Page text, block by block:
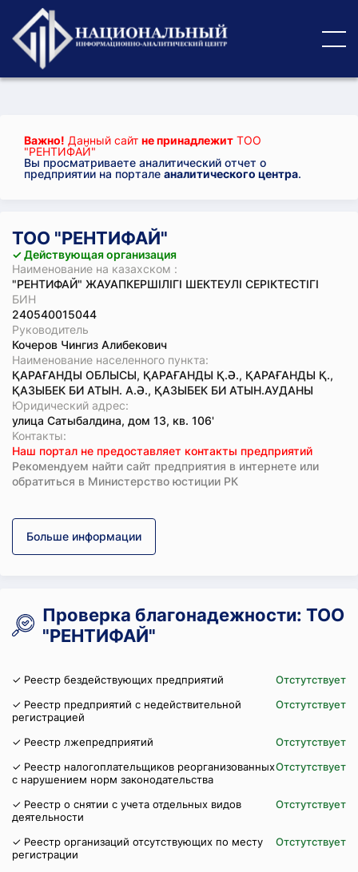
Важно! Данный сайт не принадлежит ТОО
"РЕНТИФАЙ"
Вы просматриваете аналитический отчет о
предприятии на портале аналитического центра.
ТОО "РЕНТИФАЙ"
✓ Действующая организация
Наименование на казахском :
"РЕНТИФАЙ" ЖАУАПКЕРШІЛІГІ ШЕКТЕУЛІ СЕРІКТЕСТІГІ
БИН
240540015044
Руководитель
Кочеров Чингиз Алибекович
Наименование населенного пункта:
ҚАРАҒАНДЫ ОБЛЫСЫ, ҚАРАҒАНДЫ Қ.Ә., ҚАРАҒАНДЫ Қ.,
ҚАЗЫБЕК БИ АТЫН. А.Ә., ҚАЗЫБЕК БИ АТЫН.АУДАНЫ
Юридический адрес:
улица Сатыбалдина, дом 13, кв. 106'
Koнтaкты:
Наш портал не предоставляет контакты предприятий
Рекомендуем найти сайт предприятия в интернете или
обратиться в Министерство юстиции РК
Больше информации
Проверка благонадежности: ТОО
"РЕНТИФАЙ"
✓ Реестр бездействующих предприятий
Отстутствует
✓ Реестр предприятий с недействительной
регистрацией
Отстутствует
✓ Реестр лжепредприятий
Отстутствует
✓ Реестр налогоплательщиков реорганизованных
с нарушением норм законодательства
Отстутствует
✓ Реестр о снятии с учета отдельных видов
деятельности
Отстутствует
✓ Реестр организаций отсутствующих по месту
регистрации
Отстутствует